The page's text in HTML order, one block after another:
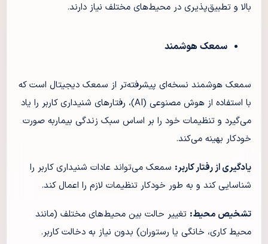
بالا و تطبیق‌پذیری در محیط‌های مختلف نیاز دارند.
سمعک هوشمند
سمعک هوشمند نسخه‌ای پیشرفته‌تر از سمعک دیجیتال است که
با استفاده از هوش مصنوعی (AI)، رفتارهای شنیداری کاربر را یاد
می‌گیرد و تنظیمات خود را بر اساس سبک زندگی بیماربه صورت
خودکار بهینه می‌کند.
یادگیری از رفتار کاربر: سمعک می‌تواند عادات شنیداری کاربر را
شناسایی کند و به طور خودکار تنظیمات لازم را اعمال کند.
تشخیص محیط: تغییر حالت بین محیط‌های مختلف (مانند
محیط کاری، خانگی یا رستوران) بدون نیاز به دخالت کاربر.